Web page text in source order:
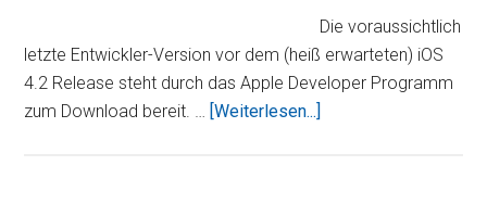
Die voraussichtlich
letzte Entwickler-Version vor dem (heiß erwarteten) iOS
4.2 Release steht durch das Apple Developer Programm
zum Download bereit. … [Weiterlesen...]